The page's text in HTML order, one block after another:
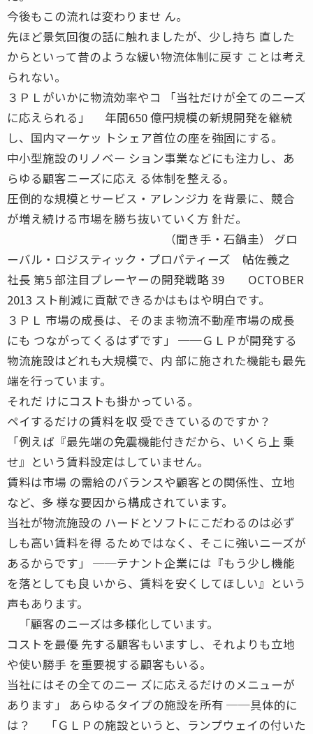
今後もこの流れは変わりませ ん。
先ほど景気回復の話に触れましたが、少し持ち 直した
からといって昔のような緩い物流体制に戻す ことは考え
られない。
３ＰＬがいかに物流効率やコ 「当社だけが全てのニーズ
に応えられる」 年間650 億円規模の新規開発を継続
し、国内マーケッ トシェア首位の座を強固にする。
中小型施設のリノベー ション事業などにも注力し、あ
らゆる顧客ニーズに応え る体制を整える。
圧倒的な規模とサービス・アレンジ力 を背景に、競合
が増え続ける市場を勝ち抜いていく方 針だ。
（聞き手・石鍋圭） グロ
ーバル・ロジスティック・プロパティーズ 帖佐義之
社長 第5 部注目プレーヤーの開発戦略 39 OCTOBER
2013 スト削減に貢献できるかはもはや明白です。
３ＰＬ 市場の成長は、そのまま物流不動産市場の成長
にも つながってくるはずです」 ──ＧＬＰが開発する
物流施設はどれも大規模で、内 部に施された機能も最先
端を行っています。
それだ けにコストも掛かっている。
ペイするだけの賃料を収 受できているのですか？
「例えば『最先端の免震機能付きだから、いくら上 乗
せ』という賃料設定はしていません。
賃料は市場 の需給のバランスや顧客との関係性、立地
など、多 様な要因から構成されています。
当社が物流施設の ハードとソフトにこだわるのは必ず
しも高い賃料を得 るためではなく、そこに強いニーズが
あるからです」 ──テナント企業には『もう少し機能
を落としても良 いから、賃料を安くしてほしい』という
声もあります。
「顧客のニーズは多様化しています。
コストを最優 先する顧客もいますし、それよりも立地
や使い勝手 を重要視する顧客もいる。
当社にはその全てのニー ズに応えるだけのメニューが
あります」 あらゆるタイプの施設を所有 ──具体的に
は？ 「ＧＬＰの施設というと、ランプウェイの付いた